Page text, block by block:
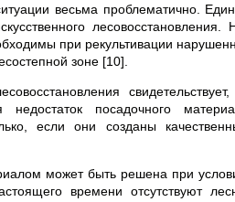
весьма проблематично.
лесовосстановления.
при рекультивации
зоне [10].
посадочного
если они созданы
может быть решена при
времени отсутствуют